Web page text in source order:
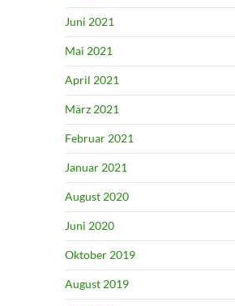
Juni 2021
Mai 2021
April 2021
März 2021
Februar 2021
Januar 2021
August 2020
Juni 2020
Oktober 2019
August 2019